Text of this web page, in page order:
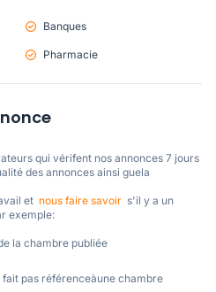
Banques
Pharmacie
qui vérifent nos annonces 7 jours
des annonces ainsi guela
et nous faire savoir
  s'il y a un
exemple:
la chambre publiée
pas référenceàune chambre